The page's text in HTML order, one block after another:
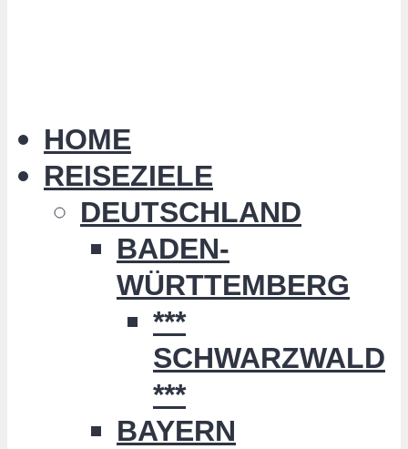
HOME
REISEZIELE
DEUTSCHLAND
BADEN-
WÜRTTEMBERG
***
SCHWARZWALD
***
BAYERN